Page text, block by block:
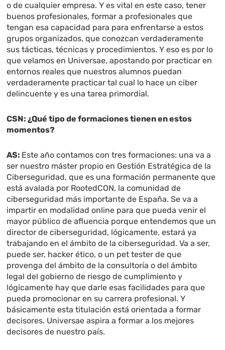
o de cualquier empresa. Y es vital en este caso, tener
buenos profesionales, formar a profesionales que
tengan esa capacidad para para enfrentarse a estos
grupos organizados, que conozcan verdaderamente
sus tácticas, técnicas y procedimientos. Y eso es por lo
que velamos en Universae, apostando por practicar en
entornos reales que nuestros alumnos puedan
verdaderamente practicar tal cual lo hace un ciber
delincuente y es una tarea primordial.
CSN: ¿Qué tipo de formaciones tienen en estos
momentos?
AS: Este año contamos con tres formaciones: una va a
ser nuestro máster propio en Gestión Estratégica de la
Ciberseguridad, que es una formación permanente que
está avalada por RootedCON, la comunidad de
ciberseguridad más importante de España. Se va a
impartir en modalidad online para que pueda venir el
mayor público de afluencia porque entendemos que un
director de ciberseguridad, lógicamente, estará ya
trabajando en el ámbito de la ciberseguridad. Va a ser,
puede ser, hacker ético, o un pet tester de que
provenga del ámbito de la consultoría o del ámbito
legal del gobierno de riesgo de cumplimiento y
lógicamente hay que darle esas facilidades para que
pueda promocionar en su carrera profesional. Y
básicamente esta titulación está orientada a formar
decisores. Universae aspira a formar a los mejores
decisores de nuestro país.